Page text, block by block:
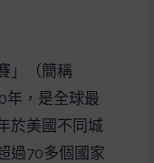
」（簡稱
年，是全球最
於美國不同城
過70多個國家